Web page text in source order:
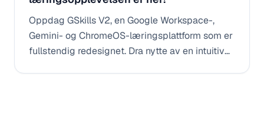
Oppdag GSkills V2, en Google Workspace-,
Gemini- og ChromeOS-læringsplattform som er
fullstendig redesignet. Dra nytte av en intuitiv